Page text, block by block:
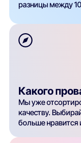
разницы между
Какого
Мы уже
качеству.
больше нравится